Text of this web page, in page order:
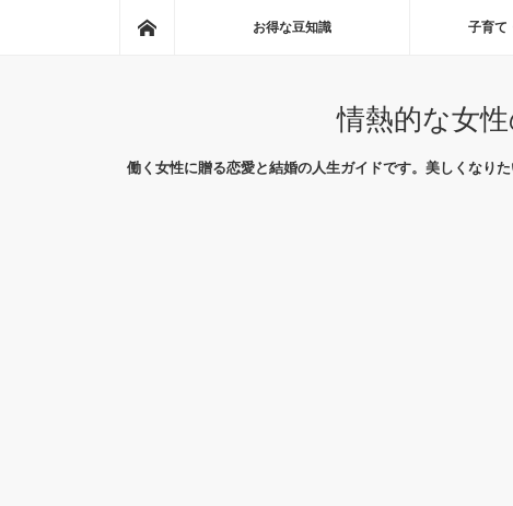
お得な豆知識 子育て
情熱的な女
働く女性に贈る恋愛と結婚の人生ガイドです。美しくなり